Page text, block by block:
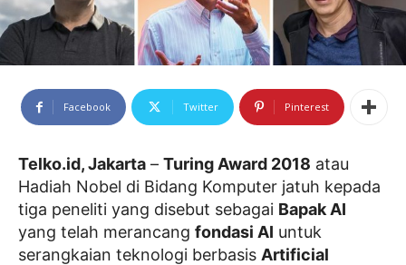
Facebook Twitter Pinterest
Telko.id, Jakarta – Turing Award 2018 atau
Hadiah Nobel di Bidang Komputer jatuh kepada
tiga peneliti yang disebut sebagai Bapak AI
yang telah merancang fondasi AI untuk
serangkaian teknologi berbasis Artificial